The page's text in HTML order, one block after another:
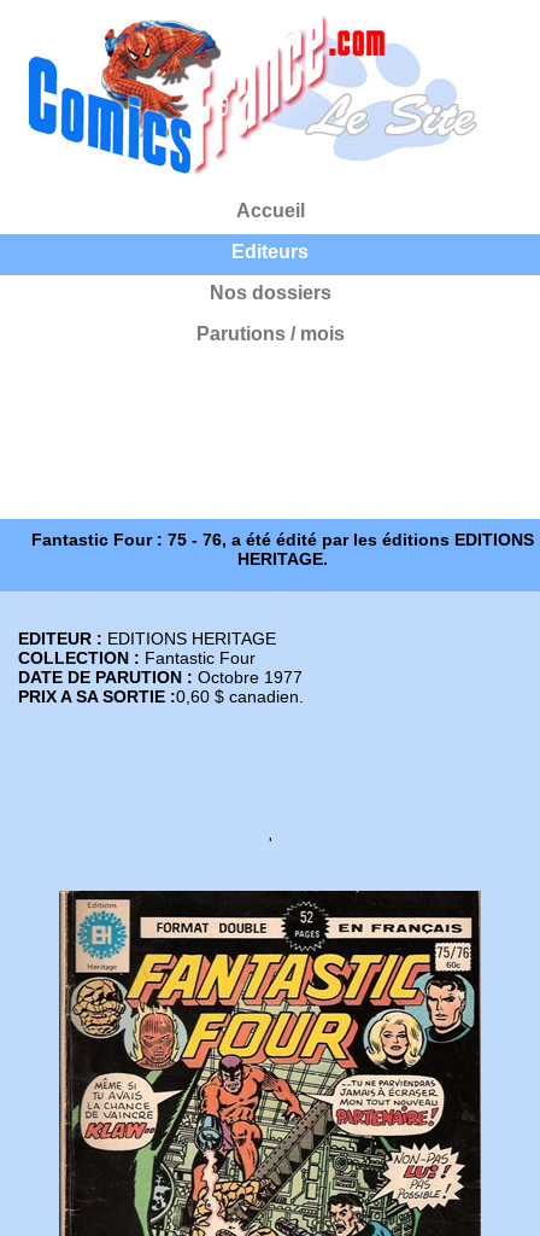
Accueil
Editeurs
Nos dossiers
Parutions / mois
Fantastic Four : 75 - 76, a été édité par les éditions EDITIONS
HERITAGE.
EDITEUR : EDITIONS HERITAGE
COLLECTION : Fantastic Four
DATE DE PARUTION : Octobre 1977
PRIX A SA SORTIE :0,60 $ canadien.
'